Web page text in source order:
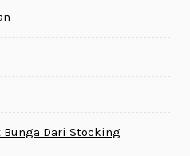
Dari Stocking